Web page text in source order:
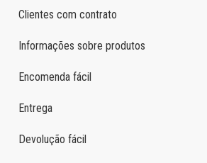
Clientes com contrato
Informações sobre produtos
Encomenda fácil
Entrega
Devolução fácil